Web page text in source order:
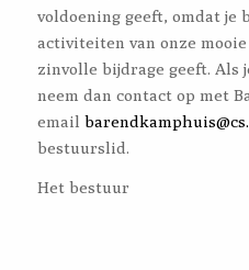
voldoening geeft, omdat je
activiteiten van onze
zinvolle bijdrage geeft. Als
neem dan contact op met
email
bestuurslid.
Het bestuur